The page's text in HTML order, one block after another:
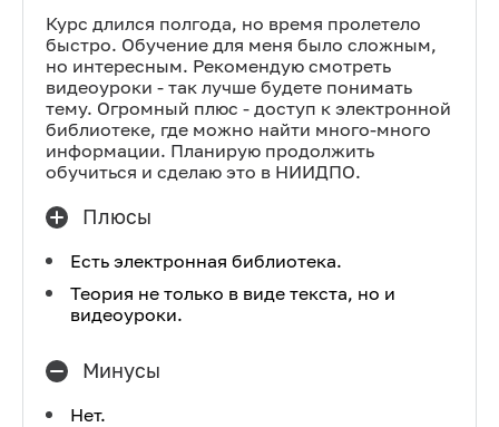
Курс длился полгода, но время пролетело
быстро. Обучение для меня было сложным,
но интересным. Рекомендую смотреть
видеоуроки - так лучше будете понимать
тему. Огромный плюс - доступ к электронной
библиотеке, где можно найти много-много
информации. Планирую продолжить
обучиться и сделаю это в НИИДПО.
Плюсы
Есть электронная библиотека.
Теория не только в виде текста, но и
видеоуроки.
Минусы
Нет.